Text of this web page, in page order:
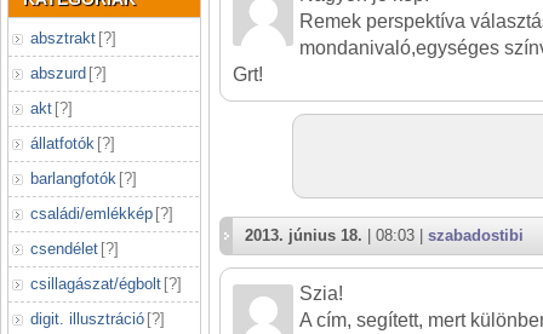
absztrakt [?]
abszurd [?]
akt [?]
állatfotók [?]
barlangfotók [?]
családi/emlékkép [?]
csendélet [?]
csillagászat/égbolt [?]
digit. illusztráció [?]
Remek perspektíva
mondanivaló,egységes
Grt!
2013. június 18. | 08:03 | szabadostibi
Szia!
A cím, segített, mert